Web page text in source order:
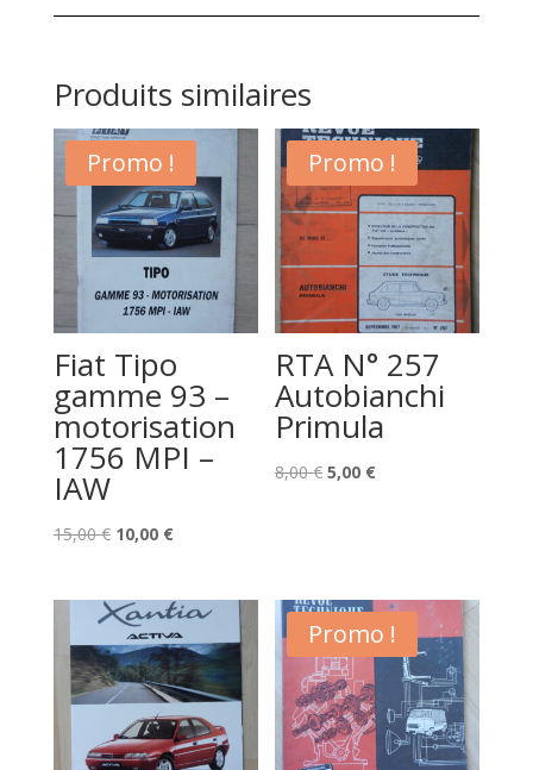
Produits similaires
Promo !
Fiat Tipo
gamme 93 –
motorisation
1756 MPI –
IAW
15,00€ Le
initial
était :
15,00 €.
10,00 €Le
actuel
est :
10,00 €.
Promo !
RTA N° 257
Autobianchi
Primula
8,00€ Le
8,00 €.
5,00 €Le
5,00 €.
Promo !